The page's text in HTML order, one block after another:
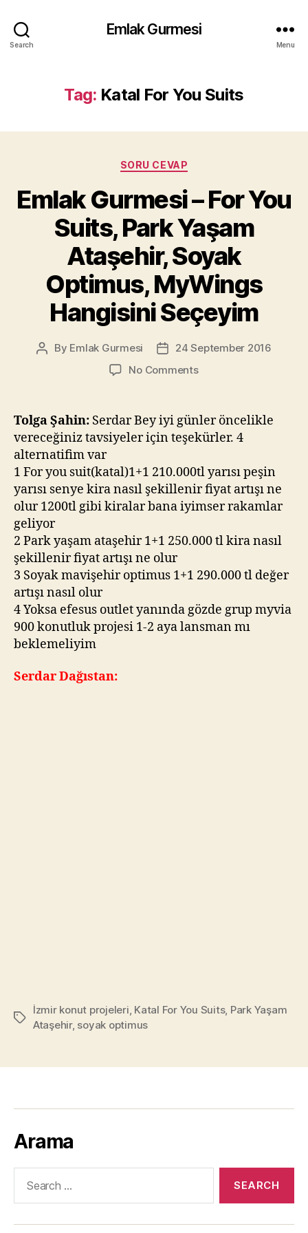
Search
Emlak Gurmesi
Menu
Tag: Katal For You Suits
Categories
SORU CEVAP
Emlak Gurmesi – For You
Suits, Park Yaşam
Ataşehir, Soyak
Optimus, MyWings
Hangisini Seçeyim
Post
By Emlak Gurmesi
Post24 September 2016
No Commentson
–
For
You
Park
Yaşam
Ataşehir,
Optimus,
Seçeyim
Tolga Şahin: Serdar Bey iyi günler öncelikle
vereceğiniz tavsiyeler için teşekürler. 4
alternatifim var
1 For you suit(katal)1+1 210.000tl yarısı peşin
yarısı senye kira nasıl şekillenir fiyat artışı ne
olur 1200tl gibi kiralar bana iyimser rakamlar
geliyor
2 Park yaşam ataşehir 1+1 250.000 tl kira nasıl
şekillenir fiyat artışı ne olur
3 Soyak mavişehir optimus 1+1 290.000 tl değer
artışı nasıl olur
4 Yoksa efesus outlet yanında gözde grup myvia
900 konutluk projesi 1-2 aya lansman mı
beklemeliyim
Serdar Dağıstan:
Tags
İzmir konut projeleri Katal For You Suits, Park Yaşam
Ataşehir, soyak optimus
Arama